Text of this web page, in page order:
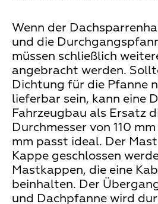
Wenn der
und die
müssen schließlich
angebracht werden.
Dichtung für die Pfanne
lieferbar sein, kann eine
Fahrzeugbau als Ersatz
Durchmesser von 110
mm passt ideal. Der
Kappe geschlossen
Mastkappen, die eine
beinhalten. Der
und Dachpfanne wird